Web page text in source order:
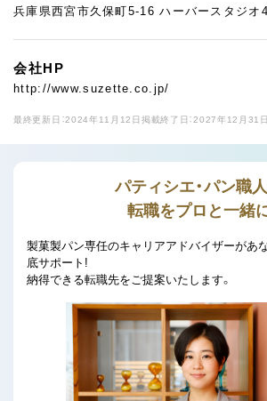
兵庫県西宮市久保町5-16 ハーバースタジオ
会社HP
http://www.suzette.co.jp/
最終更新日：2024年11月12日 掲載終了日：2027年12月31日
パティシエ・パン職
転職をプロと一緒
製菓製パン専任のキャリアアドバイザーがあ
底サポート!
納得できる転職先をご提案いたします。